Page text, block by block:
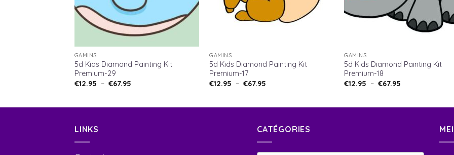
GAMINS
5d Kids Diamond Painting Kit
Premium-29
€12.95 – €67.95
GAMINS
5d Kids Diamond Painting Kit
Premium-17
€12.95 – €67.95
GAMINS
5d Kids Diamond Painting Kit
Premium-18
€12.95 – €67.95
LINKS CATÉGORIES